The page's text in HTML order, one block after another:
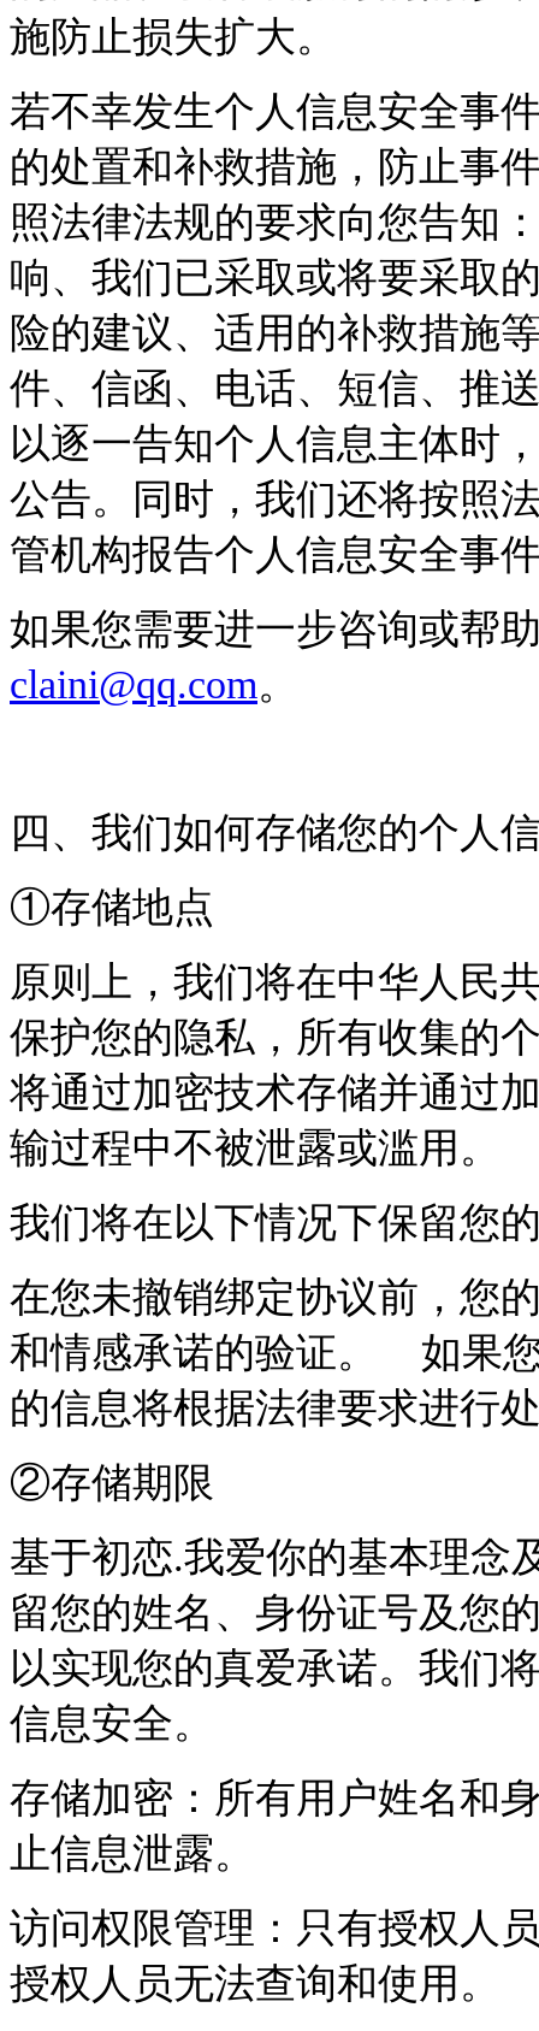
施防止损失扩大。
若不幸发生个人信息安全事
的处置和补救措施，防止事
照法律法规的要求向您告知
响、我们已采取或将要采取
险的建议、适用的补救措施
件、信函、电话、短信、推
以逐一告知个人信息主体时
公告。同时，我们还将按照
管机构报告个人信息安全事
如果您需要进一步咨询或帮
claini@qq.com。
四、我们如何存储您的个人
①存储地点
原则上，我们将在中华人民
保护您的隐私，所有收集的
将通过加密技术存储并通过
输过程中不被泄露或滥用。
我们将在以下情况下保留您
在您未撤销绑定协议前，您
和情感承诺的验证。 如果
的信息将根据法律要求进行
②存储期限
基于初恋.我爱你的基本理念
留您的姓名、身份证号及您
以实现您的真爱承诺。我们
信息安全。
存储加密：所有用户姓名和
止信息泄露。
访问权限管理：只有授权人
授权人员无法查询和使用。